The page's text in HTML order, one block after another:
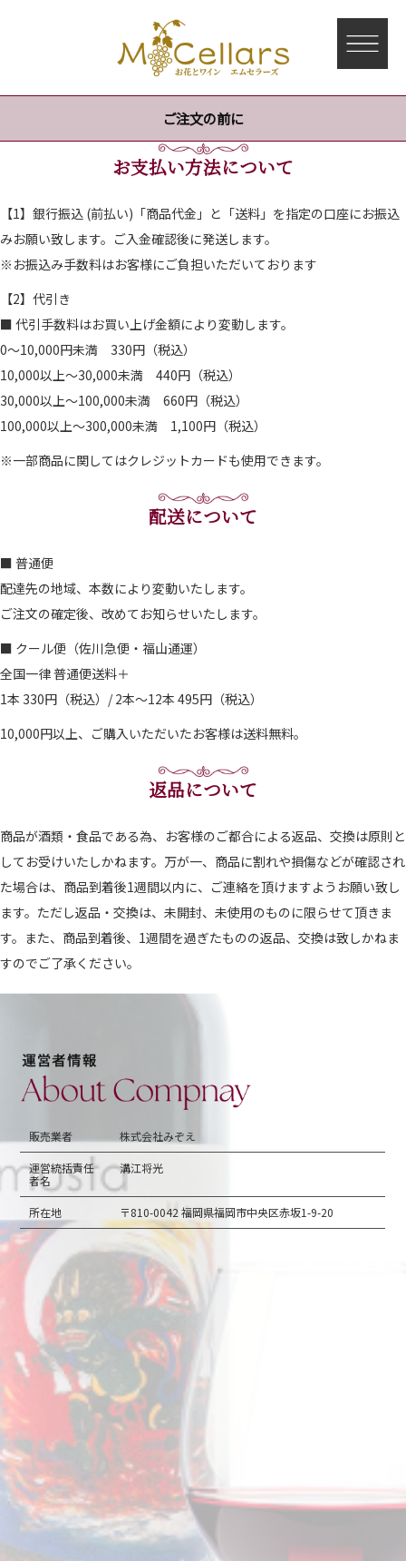
ご注文の前に
お支払い方法について
【1】銀行振込 (前払い)「商品代金」と「送料」を指定の口座にお振込
みお願い致します。ご入金確認後に発送します。
※お振込み手数料はお客様にご負担いただいております
【2】代引き
■ 代引手数料はお買い上げ金額により変動します。
0～10,000円未満 330円（税込）
10,000以上～30,000未満 440円（税込）
30,000以上～100,000未満 660円（税込）
100,000以上～300,000未満 1,100円（税込）
※一部商品に関してはクレジットカードも使用できます。
配送について
■ 普通便
配達先の地域、本数により変動いたします。
ご注文の確定後、改めてお知らせいたします。
■ クール便（佐川急便・福山通運）
全国一律 普通便送料＋
1本 330円（税込）/ 2本～12本 495円（税込）
10,000円以上、ご購入いただいたお客様は送料無料。
返品について
商品が酒類・食品である為、お客様のご都合による返品、交換は原則と
してお受けいたしかねます。万が一、商品に割れや損傷などが確認され
た場合は、商品到着後1週間以内に、ご連絡を頂けますようお願い致し
ます。ただし返品・交換は、未開封、未使用のものに限らせて頂きま
す。また、商品到着後、1週間を過ぎたものの返品、交換は致しかねま
すのでご了承ください。
販売業者 株式会社みぞえ
運営統括責任
者名
溝江将光
所在地 〒810-0042 福岡県福岡市中央区赤坂1-9-20